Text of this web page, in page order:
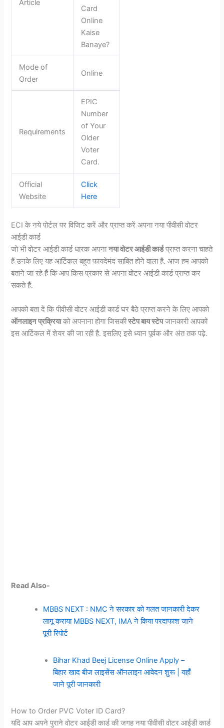
Article
Card
Online
Kaise
Banaye?
Mode of
Order
Online
Requirements
EPIC
Number
of Your
Older
Voter
Card.
Official
Website
Click
Here
ECI के नये पोर्टल पर विजिट करें और प्राप्त करें अपना नया पीवीसी वोटर
आईडी कार्ड
जो भी वोटर आईडी कार्ड धारक अपनानया वोटर आईडी कार्डप्राप्त करना चाहते
हैं उनके लिए यह आर्टिकल बहुत फायदेमंद साबित होने वाला है. आज हम आपको
बताने जा रहे हैं कि आप किस प्रकार से अपना वोटर आईडी कार्ड प्राप्त कर
सकते हैं.
आपको बता दें कि पीवीसी वोटर आईडी कार्ड घर बैठे प्राप्त करने के लिए आपको
ऑनलाइन प्रक्रियाको अपनाना होगा जिसकीस्टेप बाय स्टेपजानकारी आपको
इस आर्टिकल में शेयर की जा रही है. इसलिए इसे ध्यान पूर्वक और अंत तक पढ़े.
Read Also-
MBBS NEXT : NMC ने सरकार को गलत जानकारी देकर
लागू कराया MBBS NEXT, IMA ने किया परदाफाश जाने
पूरी रिपोर्ट
Bihar Khad Beej License Online Apply –
बिहार खाद बीज लाइसेंस ऑनलाइन आवेदन शुरू | यहाँ
जाने पूरी जानकारी
How to Order PVC Voter ID Card?
यदि आप अपने पुराने वोटर आईडी कार्ड की जगह नया पीवीसी वोटर आईडी कार्ड